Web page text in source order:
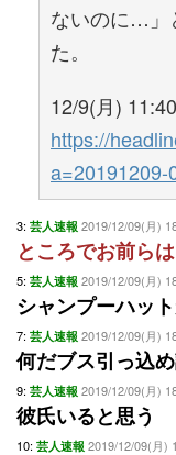
ないのに…」
た。
12/9(月)
https://
a=20191209-
3: 芸人速報 2019/12/09(月)
ところでお前ら
5: 芸人速報 2019/12/09(月)
シャンプーハッ
7: 芸人速報 2019/12/09(月)
何だブス引っ込
9: 芸人速報 2019/12/09(月)
彼氏いると思う
10: 芸人速報 2019/12/09(月)